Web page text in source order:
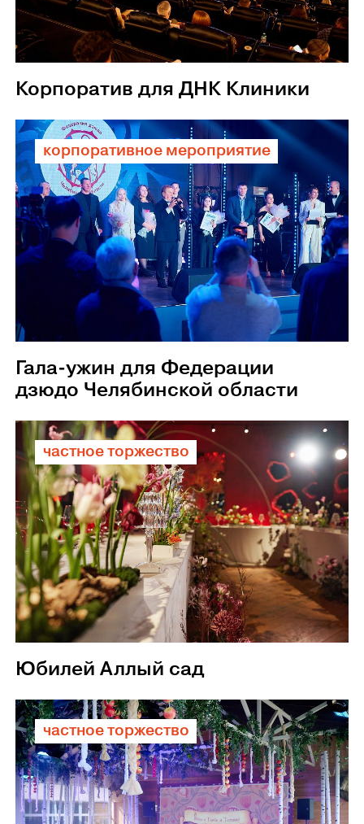
Корпоратив для ДНК Клиники
корпоративное мероприятие
Гала-ужин для Федерации
дзюдо Челябинской области
частное торжество
Юбилей Аллый сад
частное торжество